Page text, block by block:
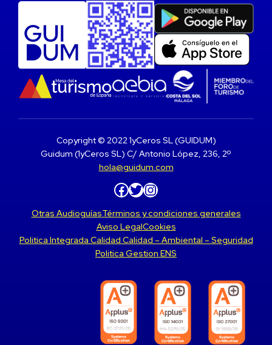
Copyright © 2022 1yCeros SL (GUIDUM)
Guidum (1yCeros SL) C/ Antonio López, 236, 2º
hola@guidum.com
Facebook Twitter Instagram
Otras AudioguíasTérminos y condiciones generales
Aviso LegalCookies
Politica Integrada Calidad Calidad – Ambiental – Seguridad
Politica Gestion ENS